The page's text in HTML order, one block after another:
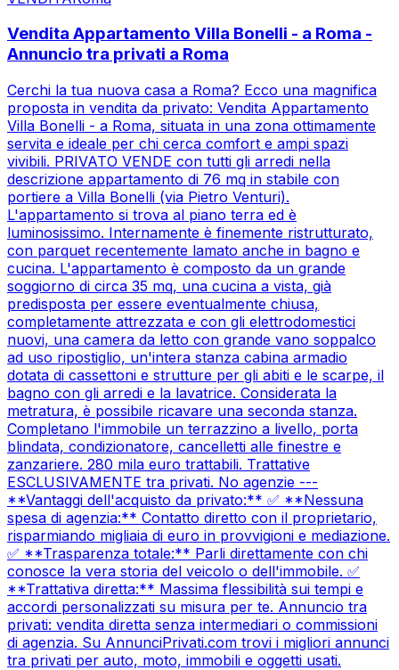
Vendita Appartamento Villa Bonelli - a Roma -
Annuncio tra privati a Roma
Cerchi la tua nuova casa a Roma? Ecco una magnifica
proposta in vendita da privato: Vendita Appartamento
Villa Bonelli - a Roma, situata in una zona ottimamente
servita e ideale per chi cerca comfort e ampi spazi
vivibili. PRIVATO VENDE con tutti gli arredi nella
descrizione appartamento di 76 mq in stabile con
portiere a Villa Bonelli (via Pietro Venturi).
L'appartamento si trova al piano terra ed è
luminosissimo. Internamente è finemente ristrutturato,
con parquet recentemente lamato anche in bagno e
cucina. L'appartamento è composto da un grande
soggiorno di circa 35 mq, una cucina a vista, già
predisposta per essere eventualmente chiusa,
completamente attrezzata e con gli elettrodomestici
nuovi, una camera da letto con grande vano soppalco
ad uso ripostiglio, un'intera stanza cabina armadio
dotata di cassettoni e strutture per gli abiti e le scarpe, il
bagno con gli arredi e la lavatrice. Considerata la
metratura, è possibile ricavare una seconda stanza.
Completano l'immobile un terrazzino a livello, porta
blindata, condizionatore, cancelletti alle finestre e
zanzariere. 280 mila euro trattabili. Trattative
ESCLUSIVAMENTE tra privati. No agenzie ---
**Vantaggi dell'acquisto da privato:** ✅ **Nessuna
spesa di agenzia:** Contatto diretto con il proprietario,
risparmiando migliaia di euro in provvigioni e mediazione.
✅ **Trasparenza totale:** Parli direttamente con chi
conosce la vera storia del veicolo o dell'immobile. ✅
**Trattativa diretta:** Massima flessibilità sui tempi e
accordi personalizzati su misura per te. Annuncio tra
privati: vendita diretta senza intermediari o commissioni
di agenzia. Su AnnunciPrivati.com trovi i migliori annunci
tra privati per auto, moto, immobili e oggetti usati.